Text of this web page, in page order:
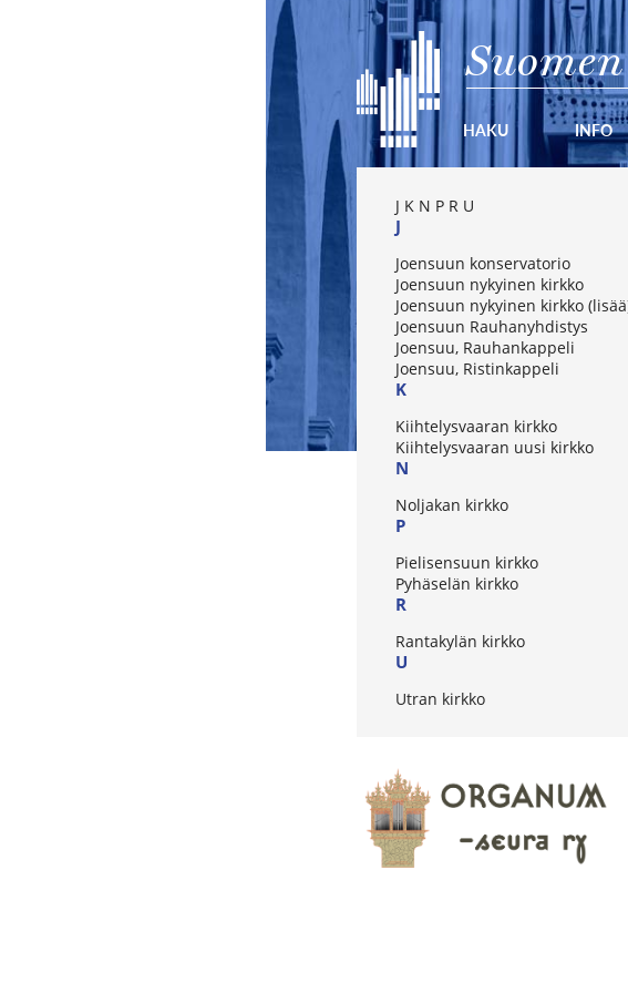
HAKU INFO
J K N P R U
J
Joensuun konservatorio
Joensuun nykyinen kirkko
Joensuun nykyinen kirkko
Joensuun Rauhanyhdistys
Joensuu, Rauhankappeli
Joensuu, Ristinkappeli
K
Kiihtelysvaaran kirkko
Kiihtelysvaaran uusi kirkko
N
Noljakan kirkko
P
Pielisensuun kirkko
Pyhäselän kirkko
R
Rantakylän kirkko
U
Utran kirkko